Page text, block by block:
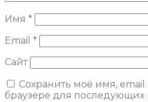
Имя *
Email *
Сайт
Сохранить моё имя, email
браузере для